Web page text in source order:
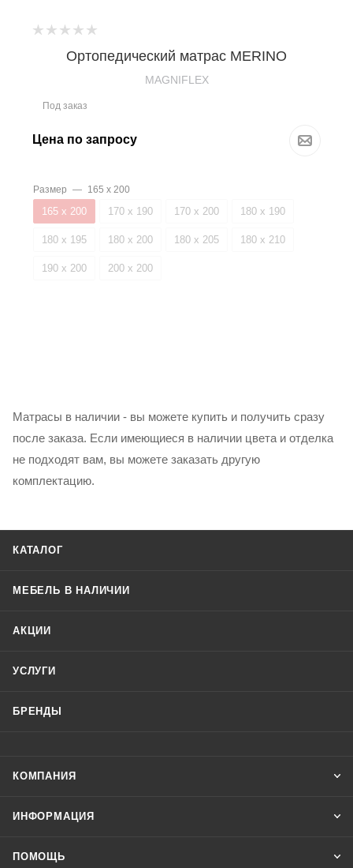
Ортопедический матрас MERINO
MAGNIFLEX
Под заказ
Цена по запросу
Размер — 165 х 200
165 х 200 170 х 190 170 х 200 180 х 190
180 х 195 180 х 200 180 х 205 180 х 210
190 х 200 200 х 200
Матрасы в наличии - вы можете купить и получить сразу
после заказа. Если имеющиеся в наличии цвета и отделка
не подходят вам, вы можете заказать другую
комплектацию.
КАТАЛОГ
МЕБЕЛЬ В НАЛИЧИИ
АКЦИИ
УСЛУГИ
БРЕНДЫ
КОМПАНИЯ
ИНФОРМАЦИЯ
ПОМОЩЬ